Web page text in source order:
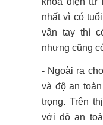
nhất vì có
vân tay thì
nhưng cũng
- Ngoài ra
và độ an
trọng. Trên
với độ an